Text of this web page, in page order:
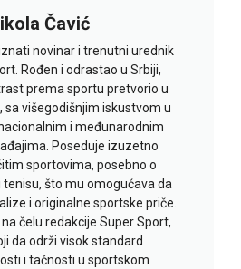
Čavić
novinar i trenutni urednik
Rođen i odrastao u Srbiji,
prema sportu pretvorio u
sa višegodišnjim iskustvom u
i međunarodnim
Poseduje izuzetno
sportovima, posebno o
što mu omogućava da
i originalne sportske priče.
čelu redakcije Super Sport,
da održi visok standard
i tačnosti u sportskom